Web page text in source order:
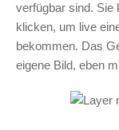
verfügbar sind. Sie
klicken, um live
bekommen. Das
eigene Bild, eben